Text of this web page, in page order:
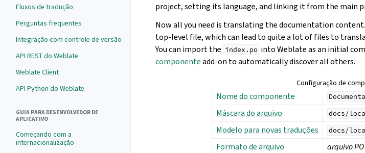
Fluxos de tradução
Perguntas frequentes
Integração com controle de versão
API REST do Weblate
Weblate Client
API Python do Weblate
GUIA PARA DESENVOLVEDOR DE
APLICATIVO
Começando com a
internacionalização
project, setting its language, and linking it from the main
Now all you need is translating the documentation
top-level file, which can lead to quite a lot of files to
You can import the index.po into Weblate as an initial
componenteadd-on to automatically discover all others.
Configuração de
Nome do componente
Máscara do arquivo docs/
Modelo para novas traduções docs/
Formato de arquivo
arquivo